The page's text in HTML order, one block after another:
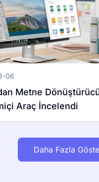
06
Metne
Araç İncelendi
Daha Fazla